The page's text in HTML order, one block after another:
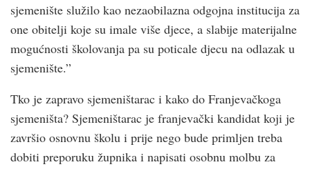
sjemenište služilo kao nezaobilazna odgojna institucija za
one obitelji koje su imale više djece, a slabije materijalne
mogućnosti školovanja pa su poticale djecu na odlazak u
sjemenište.”
Tko je zapravo sjemeništarac i kako do Franjevačkoga
sjemeništa? Sjemeništarac je franjevački kandidat koji je
završio osnovnu školu i prije nego bude primljen treba
dobiti preporuku župnika i napisati osobnu molbu za